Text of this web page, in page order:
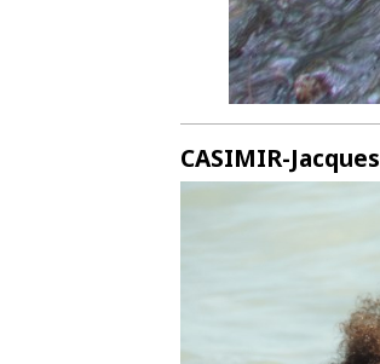
CASIMIR-Jacques